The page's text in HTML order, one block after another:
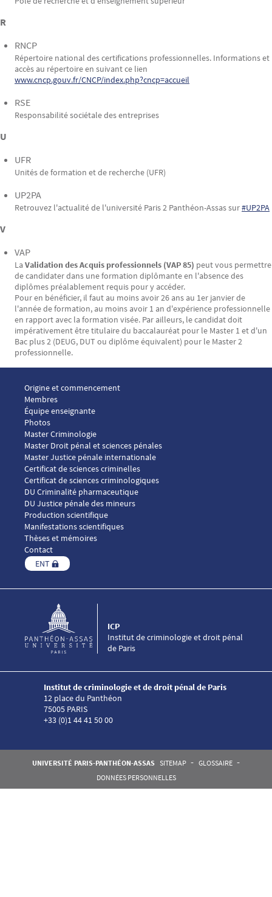
R
RNCP
Répertoire national des certifications professionnelles. Informations et
accès au répertoire en suivant ce lien
www.cncp.gouv.fr/CNCP/index.php?cncp=accueil
RSE
Responsabilité sociétale des entreprises
U
UFR
Unités de formation et de recherche (UFR)
UP2PA
Retrouvez l'actualité de l'université Paris 2 Panthéon-Assas sur#UP2PA
V
VAP
La Validation des Acquis professionnels (VAP 85) peut vous permettre
de candidater dans une formation diplômante en l'absence des
diplômes préalablement requis pour y accéder.
Pour en bénéficier, il faut au moins avoir 26 ans au 1er janvier de
l'année de formation, au moins avoir 1 an d'expérience professionnelle
en rapport avec la formation visée. Par ailleurs, le candidat doit
impérativement être titulaire du baccalauréat pour le Master 1 et d'un
Bac plus 2 (DEUG, DUT ou diplôme équivalent) pour le Master 2
professionnelle.
Menu footer ICP 1
Origine et commencement
Membres
Équipe enseignante
Photos
Menu footer ICP 2
Master Criminologie
Master Droit pénal et sciences pénales
Master Justice pénale internationale
Menu footer ICP 3
Certificat de sciences criminelles
Certificat de sciences criminologiques
DU Criminalité pharmaceutique
DU Justice pénale des mineurs
Menu footer ICP 4
Production scientifique
Manifestations scientifiques
Thèses et mémoires
Contact
ENT
Institut de criminologie et droit pénal
de Paris
ICP
Institut de criminologie et de droit pénal de Paris
12 place du Panthéon
75005 PARIS
+33 (0)1 44 41 50 00
Pied de page Assas
UNIVERSITÉ PARIS-PANTHÉON-ASSAS SITEMAP
GLOSSAIRE
DONNÉES PERSONNELLES